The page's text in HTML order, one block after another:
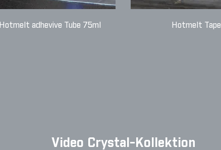
Hotmelt adhevive Tube 75ml Hotmelt Tape
Video Crystal-Kollektion